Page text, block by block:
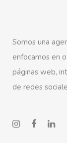
Somos una
enfocamos en
páginas web,
de redes